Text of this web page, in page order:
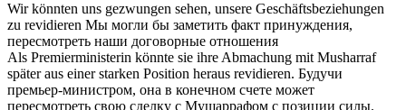
Wir könnten uns gezwungen sehen, unsere Geschäftsbeziehungen
zu revidieren Мы могли бы заметить факт принуждения,
пересмотреть наши договорные отношения
Als Premierministerin könnte sie ihre Abmachung mit Musharraf
später aus einer starken Position heraus revidieren. Будучи
премьер-министром, она в конечном счете может
пересмотреть свою сделку с Мушаррафом с позиции силы.